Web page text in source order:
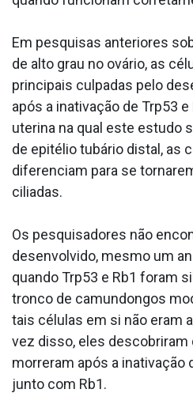
Em pesquisas anteriores
de alto grau no ovário, as
principais culpadas pelo
após a inativação de Trp53
uterina na qual este estudo
de epitélio tubário distal, as
diferenciam para se
ciliadas.
Os pesquisadores não
desenvolvido, mesmo um
quando Trp53 e Rb1 foram
tronco de camundongos
tais células em si não eram
vez disso, eles
morreram após a inativação
junto com Rb1.